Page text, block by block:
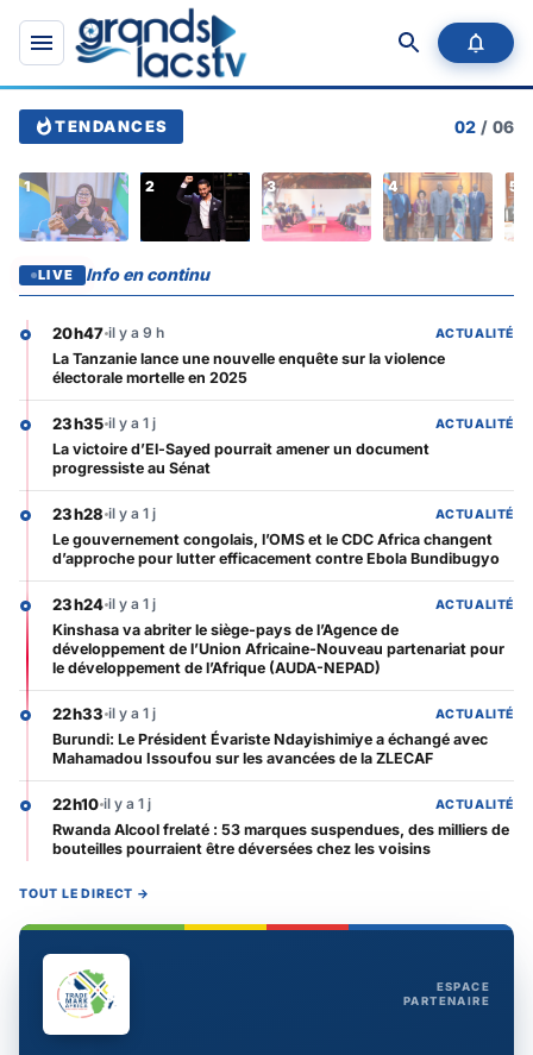
ESPACE
PARTENAIRE
TENDANCES 02 / 06
h
La
victoire
d’El-
Sayed
amener
un
document
progressiste
au
Sénat
1 2 3 4 5
LIVE Info en continu
20h47 il y a 9 h ACTUALITÉ
La Tanzanie lance une nouvelle enquête sur la violence
électorale mortelle en 2025
23h35 il y a 1 j ACTUALITÉ
La victoire d’El-Sayed pourrait amener un document
progressiste au Sénat
23h28 il y a 1 j ACTUALITÉ
Le gouvernement congolais, l’OMS et le CDC Africa changent
d’approche pour lutter efficacement contre Ebola Bundibugyo
23h24 il y a 1 j ACTUALITÉ
Kinshasa va abriter le siège-pays de l’Agence de
développement de l’Union Africaine-Nouveau partenariat pour
le développement de l’Afrique (AUDA-NEPAD)
22h33 il y a 1 j ACTUALITÉ
Burundi: Le Président Évariste Ndayishimiye a échangé avec
Mahamadou Issoufou sur les avancées de la ZLECAF
22h10 il y a 1 j ACTUALITÉ
Rwanda Alcool frelaté : 53 marques suspendues, des milliers de
bouteilles pourraient être déversées chez les voisins
TOUT LE DIRECT →